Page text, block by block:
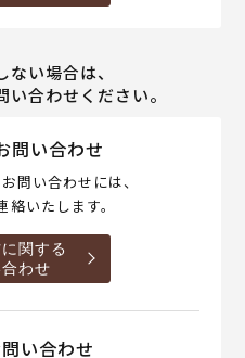
い場合は、
合わせください。
問い合わせ
問い合わせには、
いたします。
関する
わせ
い合わせ